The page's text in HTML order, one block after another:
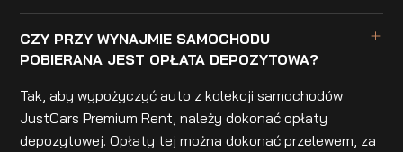
CZY PRZY WYNAJMIE SAMOCHODU
POBIERANA JEST OPŁATA DEPOZYTOWA?
Tak, aby wypożyczyć auto z kolekcji samochodów
JustCars Premium Rent, należy dokonać opłaty
depozytowej. Opłaty tej można dokonać przelewem, za